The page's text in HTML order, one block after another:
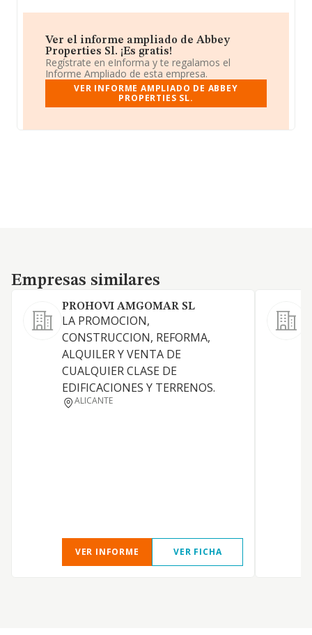
Ver el informe ampliado de Abbey
Properties Sl. ¡Es gratis!
Regístrate en eInforma y te regalamos el
Informe Ampliado de esta empresa.
VER INFORME AMPLIADO DE ABBEY
PROPERTIES SL.
Empresas similares
Empresas similares
PROHOVI AMGOMAR SL
LA PROMOCION,
CONSTRUCCION, REFORMA,
ALQUILER Y VENTA DE
CUALQUIER CLASE DE
EDIFICACIONES Y TERRENOS.
ALICANTE
VER INFORME VER FICHA